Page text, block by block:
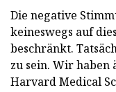
Die negative
keineswegs auf
beschränkt.
zu sein. Wir haben
Harvard Medical